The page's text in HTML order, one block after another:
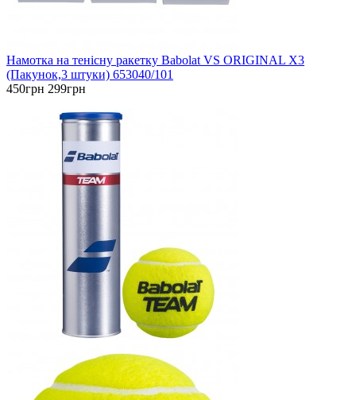
Намотка на тенісну ракетку Babolat VS ORIGINAL X3
(Пакунок,3 штуки) 653040/101
450грн 299грн